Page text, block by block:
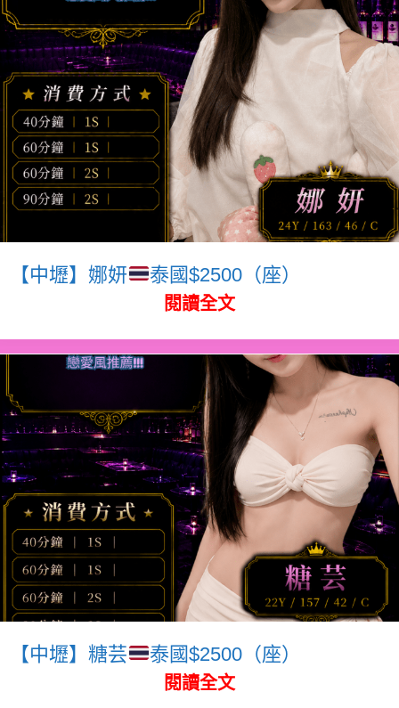
【中壢】娜妍 泰國$2500（座）
閱讀全文
【中壢】糖芸 泰國$2500（座）
閱讀全文